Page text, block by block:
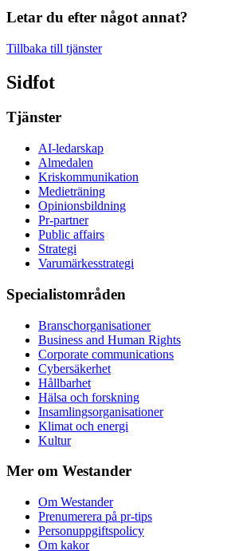
Letar du efter något annat?
Tillbaka till tjänster
Sidfot
Tjänster
AI-ledarskap
Almedalen
Kris­kommunikation
Medieträning
Opinionsbildning
Pr-partner
Public affairs
Strategi
Varumärkesstrategi
Specialistområden
Branschorganisationer
Business and Human Rights
Corporate communications
Cybersäkerhet
Hållbarhet
Hälsa och forskning
Insamlingsorganisationer
Klimat och energi
Kultur
Mer om Westander
Om Westander
Prenumerera på pr-tips
Personuppgiftspolicy
Om kakor